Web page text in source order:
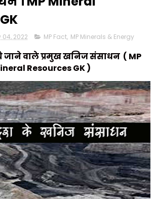
2022 MP Fact, MP Minerals & Energy
जाने वाले प्रमुख खनिज संसाधन ( MP
Resources GK )